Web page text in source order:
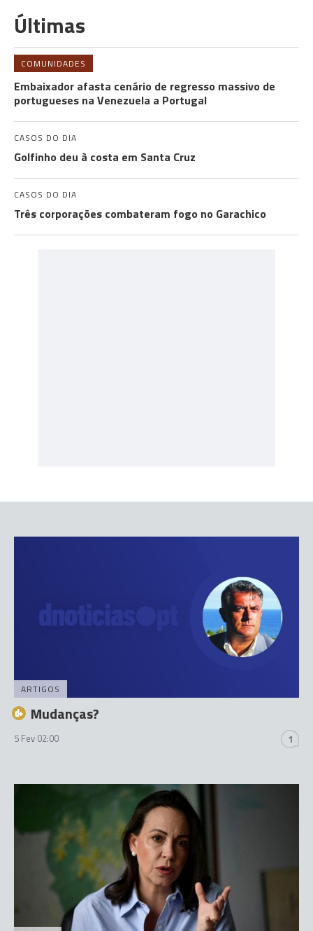
Últimas
COMUNIDADES
Embaixador afasta cenário de regresso massivo de
portugueses na Venezuela a Portugal
CASOS DO DIA
Golfinho deu à costa em Santa Cruz
CASOS DO DIA
Três corporações combateram fogo no Garachico
ARTIGOS
Mudanças?
5 Fev 02:00 1